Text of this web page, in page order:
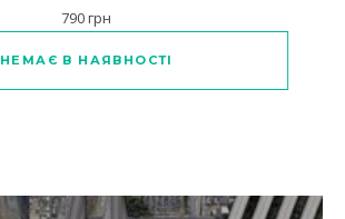
790грн
НЕМАЄ В НАЯВНОСТІ